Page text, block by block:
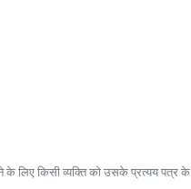
के लिए किसी व्यक्ति को उसके प्रत्यय पत्र